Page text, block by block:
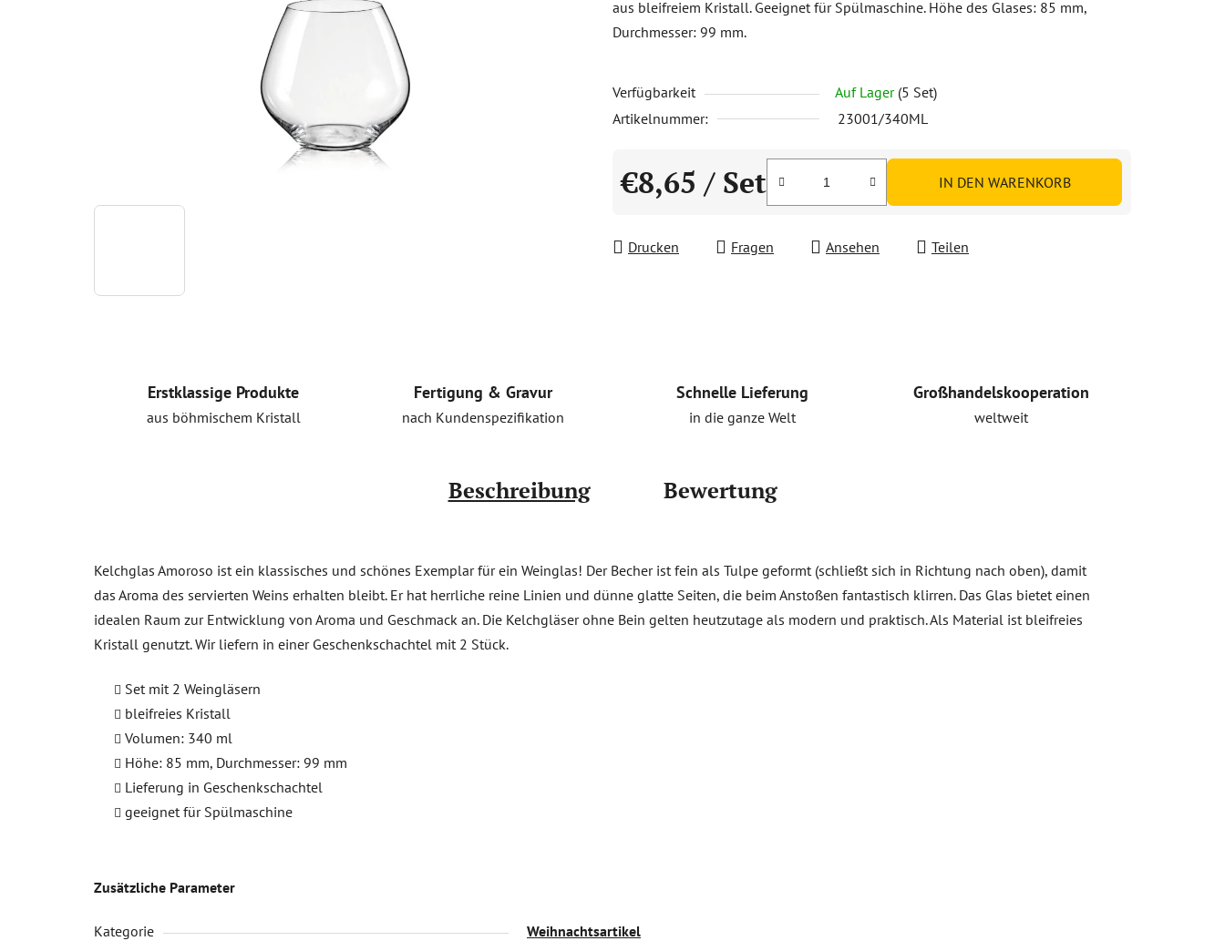
0,0
von
Sternen.
aus bleifreiem Kristall. Geeignet für Spülmaschine. Höhe des Glases: 85 mm,
Durchmesser: 99 mm.
Verfügbarkeit Auf Lager (5 Set)
Artikelnummer:
23001/340ML
€8,65 / Set IN DEN WARENKORB
Drucken Fragen Ansehen Teilen
Erstklassige Produkte
aus böhmischem Kristall
Fertigung & Gravur
nach Kundenspezifikation
Schnelle Lieferung
in die ganze Welt
Großhandelskooperation
weltweit
Beschreibung Bewertung
Kelchglas Amoroso ist ein klassisches und schönes Exemplar für ein Weinglas! Der Becher ist fein als Tulpe geformt (schließt sich in Richtung nach oben), damit
das Aroma des servierten Weins erhalten bleibt. Er hat herrliche reine Linien und dünne glatte Seiten, die beim Anstoßen fantastisch klirren. Das Glas bietet einen
idealen Raum zur Entwicklung von Aroma und Geschmack an. Die Kelchgläser ohne Bein gelten heutzutage als modern und praktisch. Als Material ist bleifreies
Kristall genutzt. Wir liefern in einer Geschenkschachtel mit 2 Stück.
Set mit 2 Weingläsern
bleifreies Kristall
Volumen: 340 ml
Höhe: 85 mm, Durchmesser: 99 mm
Lieferung in Geschenkschachtel
geeignet für Spülmaschine
Zusätzliche Parameter
Kategorie
Weihnachtsartikel